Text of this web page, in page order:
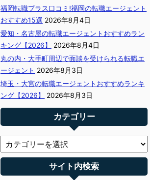
福岡転職プラス口コミ!福岡の転職エージェント
おすすめ15選 2026年8月4日
愛知・名古屋の転職エージェントおすすめラン
キング【2026】
2026年8月4日
丸の内・大手町周辺で面談を受けられる転職エ
ージェント 2026年8月3日
埼玉・大宮の転職エージェントおすすめランキ
ング【2026】
2026年8月3日
カテゴリー
サイト内検索